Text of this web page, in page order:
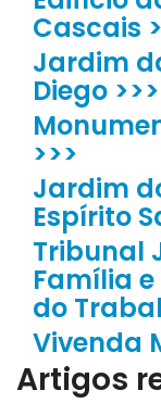
Cascais
Jardim
Diego >>>
>>>
Jardim
Espírito
Tribunal
Família
do
Vivenda
Artigos